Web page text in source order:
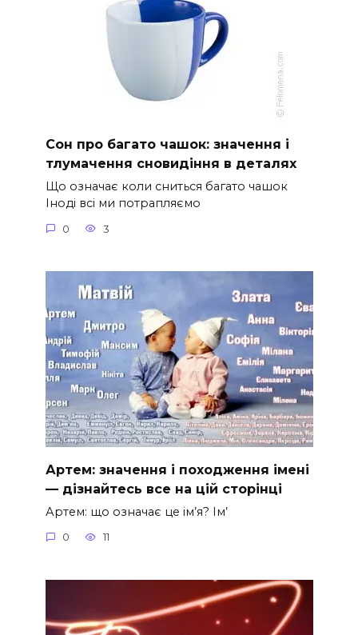
Сон про багато чашок: значення і
тлумачення сновидіння в деталях
Що означає коли сниться багато чашок
Іноді всі ми потрапляємо
0 3
Артем: значення і походження імені
— дізнайтесь все на цій сторінці
Артем: що означає це ім’я? Ім’
0 11